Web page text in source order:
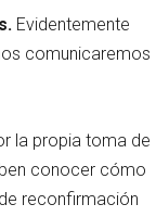
Evidentemente
comunicaremos
la propia toma de
conocer cómo
reconfirmación